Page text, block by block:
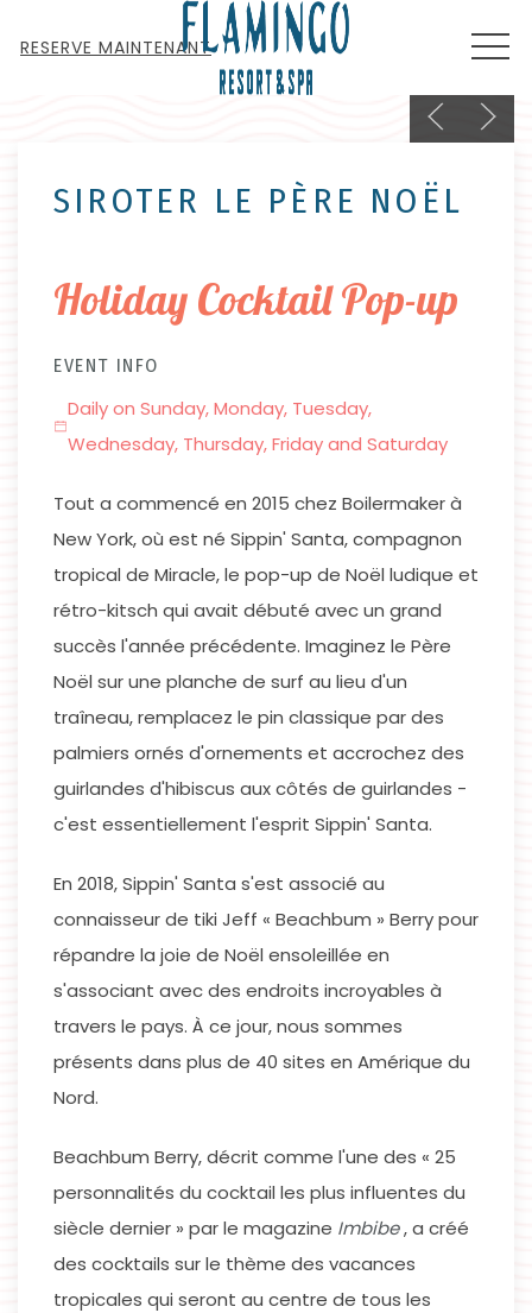
RESERVE MAINTENANT
PreviousNext
SIROTER LE PÈRE NOËL
Holiday Cocktail Pop-up
EVENT INFO
Daily on Sunday, Monday, Tuesday,
Wednesday, Thursday, Friday and Saturday
Tout a commencé en 2015 chez Boilermaker à
New York, où est né Sippin' Santa, compagnon
tropical de Miracle, le pop-up de Noël ludique et
rétro-kitsch qui avait débuté avec un grand
succès l'année précédente. Imaginez le Père
Noël sur une planche de surf au lieu d'un
traîneau, remplacez le pin classique par des
palmiers ornés d'ornements et accrochez des
guirlandes d'hibiscus aux côtés de guirlandes -
c'est essentiellement l'esprit Sippin' Santa.
En 2018, Sippin' Santa s'est associé au
connaisseur de tiki Jeff « Beachbum » Berry pour
répandre la joie de Noël ensoleillée en
s'associant avec des endroits incroyables à
travers le pays. À ce jour, nous sommes
présents dans plus de 40 sites en Amérique du
Nord.
Beachbum Berry, décrit comme l'une des « 25
personnalités du cocktail les plus influentes du
siècle dernier » par le magazine Imbibe, a créé
des cocktails sur le thème des vacances
tropicales qui seront au centre de tous les